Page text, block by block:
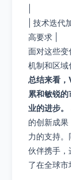
| 技术迭
高要求 |
面对这些
机制和区域
总结来看
累和敏锐
业的进步。
的创新成
力的支持
伙伴携手，
了在全球市